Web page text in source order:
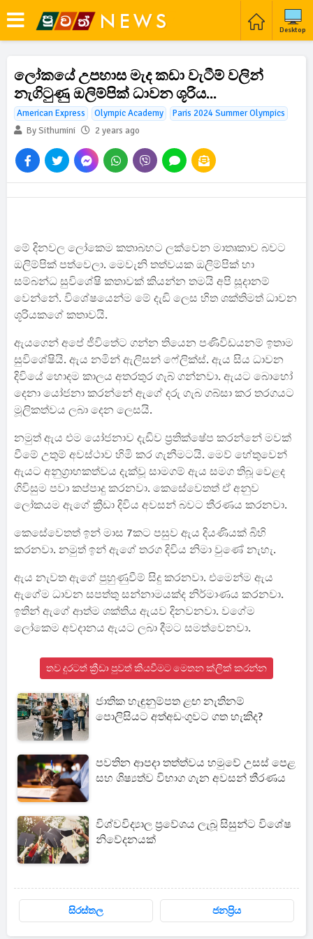
Desktop
ලෝකයේ උපහාස මැද කඩා වැටීම් වලින්
නැගිටුණු ඔලිම්පික් ධාවන ශූරිය...
American Express Olympic Academy
Paris 2024 Summer Olympics
By Sithumini
2 years ago
මේ දිනවල ලෝකෙම කතාබහට ලක්වෙන මාතෘකාව බවට
ඔලිම්පික් පත්වෙලා. මෙවැනි තත්වයක ඔලිම්පික් හා
සම්බන්ධ සුවිශේෂි කතාවක් කියන්න තමයි අපි සූදානම්
වෙන්නේ. විශේෂයෙන්ම මේ දැඩි ලෙස හිත ශක්තිමත් ධාවන
ශූරියකගේ කතාවයි.
ඇයගෙන් අපේ ජීවිතේට ගන්න තියෙන පණිවිඩයනම් ඉතාම
සුවිශේෂියි. ඇය නමින් ඇලිසන් ෆේලික්ස්. ඇය සිය ධාවන
දිවියේ හොදම කාලය අතරතුර ගැබ් ගන්නවා. ඇයට බොහෝ
දෙනා යෝජනා කරන්නේ ඇගේ දරු ගැබ ගබ්සා කර තරගයට
මූලිකත්වය ලබා දෙන ලෙසයි.
නමුත් ඇය එම යෝජනාව දැඩිව ප්‍රතික්ෂේප කරන්නේ මවක්
වීමේ උතුම් අවස්ථාව හිමි කර ගැනීමටයි. මෙව් හේතුවෙන්
ඇයට අනුග්‍රාහකත්වය දැක්වූ සාමගම් ඇය සමග තිබූ වෙළද
ගිවිසුම පවා කප්පාදු කරනවා. කෙසේවෙතත් ඒ අනුව
ලෝකයම ඇගේ ක්‍රීඩා දිවිය අවසන් බවට තීරණය කරනවා.
කෙසේවෙතත් ඉන් මාස 7කට පසුව ඇය දියණියක් බිහි
කරනවා. නමුත් ඉන් ඇගේ තරග දිවිය නිමා වුණේ නැහැ.
ඇය නැවත ඇගේ පුහුණුවීම් සිදු කරනවා. එමෙන්ම ඇය
ඇගේම ධාවන සපත්තු සන්නාමයක්ද නිර්මාණය කරනවා.
ඉතින් ඇගේ ආත්ම ශක්‍තිය ඇයව දිනවනවා. වගේම
ලෝකෙම අවදානය ඇයට ලබා දීමට සමත්වෙනවා.
තව දුරටත් ක්‍රීඩා පුවත් කියවීමට මෙතන ක්ලික් කරන්න
ජාතික හැඳුනුම්පත ළඟ නැතිනම්
පොලිසියට අත්අඩංගුවට ගත හැකිද?
පවතින ආපදා තත්ත්වය හමුවේ උසස් පෙළ
සහ ශිෂ්‍යත්ව විභාග ගැන අවසන් තීරණය
විශ්වවිද්‍යාල ප්‍රවේශය ලැබූ සිසුන්ට විශේෂ
නිවේදනයක්
සිරස්තල ජනප්‍රිය